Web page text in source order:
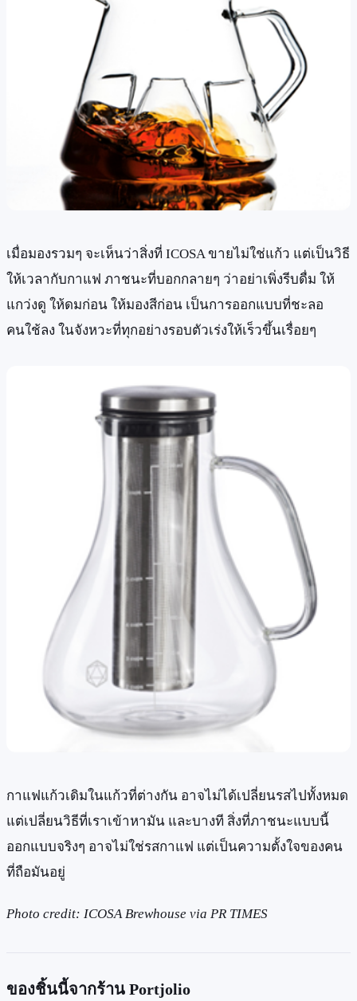
เมื่อมองรวมๆ จะเห็นว่าสิ่งที่ ICOSA ขายไม่ใช่แก้ว แต่เป็นวิธี
ให้เวลากับกาแฟ ภาชนะที่บอกกลายๆ ว่าอย่าเพิ่งรีบดื่ม ให้
แกว่งดู ให้ดมก่อน ให้มองสีก่อน เป็นการออกแบบที่ชะลอ
คนใช้ลง ในจังหวะที่ทุกอย่างรอบตัวเร่งให้เร็วขึ้นเรื่อยๆ
กาแฟแก้วเดิมในแก้วที่ต่างกัน อาจไม่ได้เปลี่ยนรสไปทั้งหมด
แต่เปลี่ยนวิธีที่เราเข้าหามัน และบางที สิ่งที่ภาชนะแบบนี้
ออกแบบจริงๆ อาจไม่ใช่รสกาแฟ แต่เป็นความตั้งใจของคน
ที่ถือมันอยู่
Photo credit: ICOSA Brewhouse via PR TIMES
ของชิ้นนี้จากร้าน Portjolio